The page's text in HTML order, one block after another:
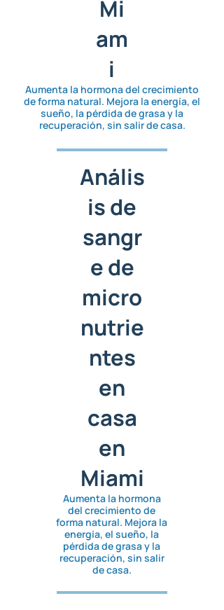
Anális
is de
sangr
e de
micro
nutrie
ntes
en
casa
en
Miami
Aumenta la hormona
del crecimiento de
forma natural. Mejora la
energía, el sueño, la
pérdida de grasa y la
recuperación, sin salir
de casa.
Mi
am
i
Aumenta la hormona del crecimiento
de forma natural. Mejora la energía, el
sueño, la pérdida de grasa y la
recuperación, sin salir de casa.